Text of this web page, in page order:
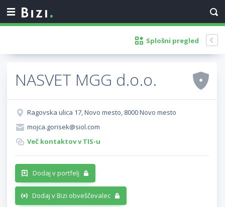
Splošni pregled
NASVET MGG d.o.o.
Ragovska ulica 17, Novo mesto, 8000 Novo mesto
mojca.gorisek@siol.com
Več kontaktov v TIS-u
Dodaj v portfelj
Dodaj v Bizi obveščevalec